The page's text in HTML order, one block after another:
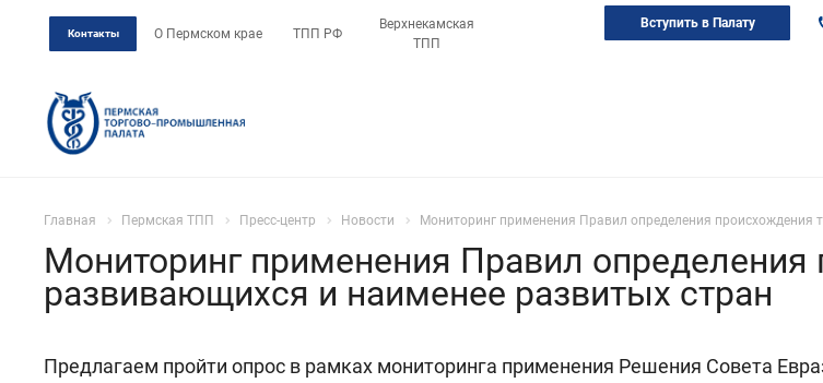
Контакты О Пермском крае ТПП РФ
Верхнекамская
ТПП
Вступить в Палату
Главная Пермская ТПП Пресс-центр Новости Мониторинг применения Правил определения происхождения
Мониторинг применения Правил определения
развивающихся и наименее развитых стран
Предлагаем пройти опрос в рамках мониторинга применения Решения Совета